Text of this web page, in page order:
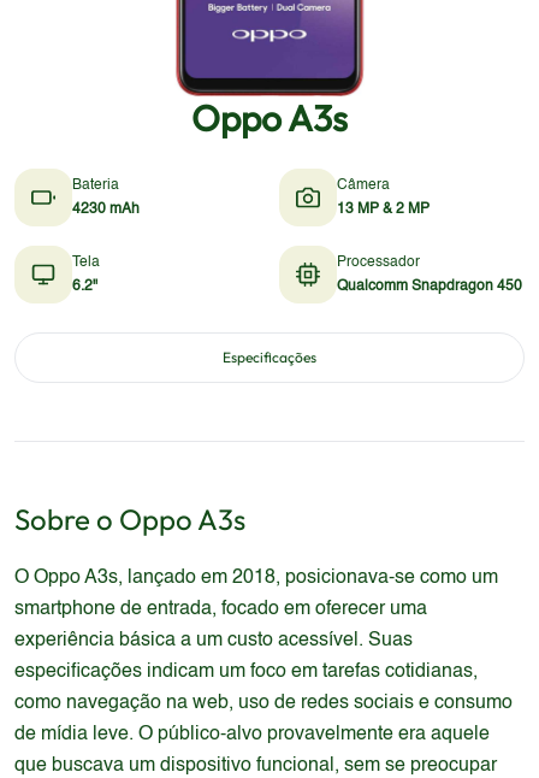
Oppo A3s
Bateria
4230 mAh
Câmera
13 MP & 2 MP
Tela
6.2"
Processador
Qualcomm Snapdragon 450
Especificações
Sobre o Oppo A3s
O Oppo A3s, lançado em 2018, posicionava-se como um
smartphone de entrada, focado em oferecer uma
experiência básica a um custo acessível. Suas
especificações indicam um foco em tarefas cotidianas,
como navegação na web, uso de redes sociais e consumo
de mídia leve. O público-alvo provavelmente era aquele
que buscava um dispositivo funcional, sem se preocupar